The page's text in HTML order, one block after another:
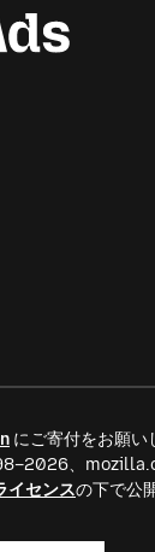
にご寄付をお願い
、
イセンスの下で公開